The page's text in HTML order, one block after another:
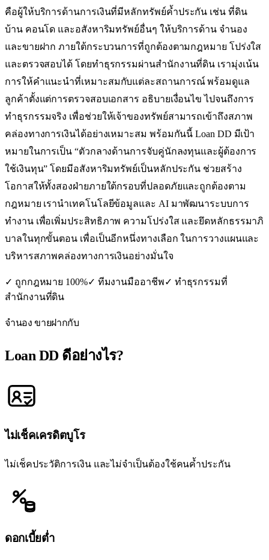
คือผู้ให้บริการด้านการเงินที่มีหลักทรัพย์ค้ำประกัน เช่น ที่ดิน
บ้าน คอนโด และอสังหาริมทรัพย์อื่นๆ ให้บริการด้าน จำนอง
และขายฝาก ภายใต้กระบวนการที่ถูกต้องตามกฎหมาย โปร่งใส
และตรวจสอบได้ โดยทำธุรกรรมผ่านสำนักงานที่ดิน เรามุ่งเน้น
การให้คำแนะนำที่เหมาะสมกับแต่ละสถานการณ์ พร้อมดูแล
ลูกค้าตั้งแต่การตรวจสอบเอกสาร อธิบายเงื่อนไข ไปจนถึงการ
ทำธุรกรรมจริง เพื่อช่วยให้เจ้าของทรัพย์สามารถเข้าถึงสภาพ
คล่องทางการเงินได้อย่างเหมาะสม พร้อมกันนี้ Loan DD มีเป้า
หมายในการเป็น “ตัวกลางด้านการจับคู่นักลงทุนและผู้ต้องการ
ใช้เงินทุน” โดยมีอสังหาริมทรัพย์เป็นหลักประกัน ช่วยสร้าง
โอกาสให้ทั้งสองฝ่ายภายใต้กรอบที่ปลอดภัยและถูกต้องตาม
กฎหมาย เรานำเทคโนโลยีข้อมูลและ AI มาพัฒนาระบบการ
ทำงาน เพื่อเพิ่มประสิทธิภาพ ความโปร่งใส และยึดหลักธรรมาภิ
บาลในทุกขั้นตอน เพื่อเป็นอีกหนึ่งทางเลือก ในการวางแผนและ
บริหารสภาพคล่องทางการเงินอย่างมั่นใจ
✓ ถูกกฎหมาย 100%✓ ทีมงานมืออาชีพ✓ ทำธุรกรรมที่
สำนักงานที่ดิน
จำนอง ขายฝากกับ
Loan DDดีอย่างไร?
ไม่เช็คเครดิตบูโร
ไม่เช็คประวัติการเงิน และไม่จำเป็นต้องใช้คนค้ำประกัน
ดอกเบี้ยต่ำ